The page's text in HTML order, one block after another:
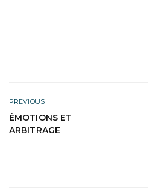
PREVIOUS
ÉMOTIONS ET
ARBITRAGE